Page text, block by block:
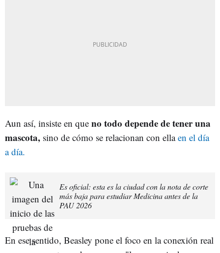
Aun así, insiste en que no todo depende de tener una
mascota, sino de cómo se relacionan con ellaen el día
a día.
Es oficial: esta es la ciudad con la nota de corte
más baja para estudiar Medicina antes de la
PAU 2026
En ese sentido, Beasley pone el foco en la conexión real